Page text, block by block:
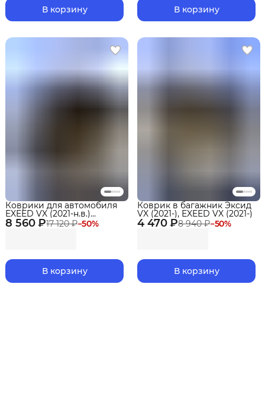
В корзину В корзину
8 560 ₽17 120 ₽−50%
Коврики для автомобиля
EXEED VX (2021-н.в.)
Premium в cалон
В корзину
4 470 ₽8 940 ₽−50%
Коврик в багажник Эксид
VX (2021-), EXEED VX (2021-)
В корзину